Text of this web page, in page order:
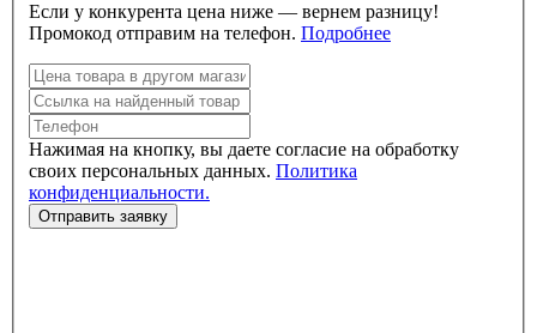
Если у конкурента цена ниже — вернем разницу!
Промокод отправим на телефон. Подробнее
Нажимая на кнопку, вы даете согласие на обработку
своих персональных данных. Политика
конфиденциальности.